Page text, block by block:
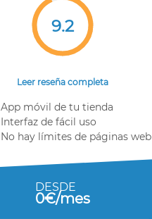
9.2
Leer reseña completa
App móvil de tu tienda
Interfaz de fácil uso
No hay límites de páginas web
DESDE
0€/mes